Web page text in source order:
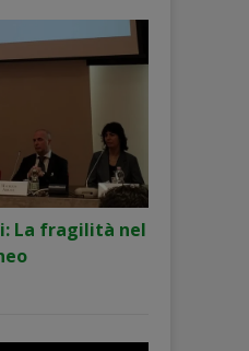
La fragilità nel